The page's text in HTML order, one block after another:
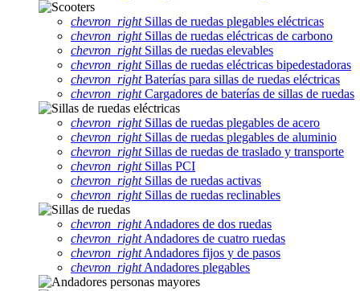
chevron_rightSillas de ruedas plegables eléctricas
chevron_rightSillas de ruedas eléctricas de carbono
chevron_rightSillas de ruedas elevables
chevron_rightSillas de ruedas eléctricas bipedestadoras
chevron_rightBaterías para sillas de ruedas eléctricas
chevron_rightCargadores de baterías de sillas de ruedas
chevron_rightSillas de ruedas plegables de acero
chevron_rightSillas de ruedas plegables de aluminio
chevron_rightSillas de ruedas de traslado y transporte
chevron_rightSillas PCI
chevron_rightSillas de ruedas activas
chevron_rightSillas de ruedas reclinables
chevron_rightAndadores de dos ruedas
chevron_rightAndadores de cuatro ruedas
chevron_rightAndadores fijos y de pasos
chevron_rightAndadores plegables